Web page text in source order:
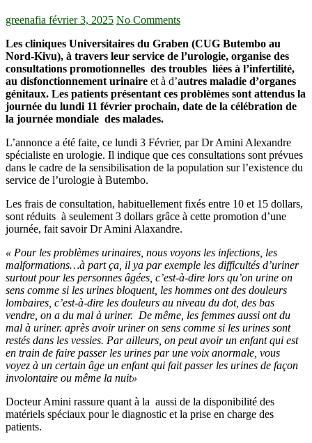
greenafia février 3, 2025 No Comments
Les cliniques Universitaires du Graben (CUG Butembo au
Nord-Kivu), à travers leur service de l’urologie, organise des
consultations promotionnelles des troubles liées à l’infertilité,
au disfonctionnement urinaire et à d’autres maladie d’organes
génitaux. Les patients présentant ces problèmes sont attendus la
journée du lundi 11 février prochain, date de la célébration de
la journée mondiale des malades.
L’annonce a été faite, ce lundi 3 Février, par Dr Amini Alexandre
spécialiste en urologie. Il indique que ces consultations sont prévues
dans le cadre de la sensibilisation de la population sur l’existence du
service de l’urologie à Butembo.
Les frais de consultation, habituellement fixés entre 10 et 15 dollars,
sont réduits à seulement 3 dollars grâce à cette promotion d’une
journée, fait savoir Dr Amini Alaxandre.
« Pour les problèmes urinaires, nous voyons les infections, les
malformations…à part ça, il ya par exemple les difficultés d’uriner
surtout pour les personnes âgées, c’est-à-dire lors qu’on urine on
sens comme si les urines bloquent, les hommes ont des douleurs
lombaires, c’est-à-dire les douleurs au niveau du dot, des bas
vendre, on a du mal à uriner. De même, les femmes aussi ont du
mal à uriner. après avoir uriner on sens comme si les urines sont
restés dans les vessies. Par ailleurs, on peut avoir un enfant qui est
en train de faire passer les urines par une voix anormale, vous
voyez à un certain âge un enfant qui fait passer les urines de façon
involontaire ou même la nuit»
Docteur Amini rassure quant à la aussi de la disponibilité des
matériels spéciaux pour le diagnostic et la prise en charge des
patients.